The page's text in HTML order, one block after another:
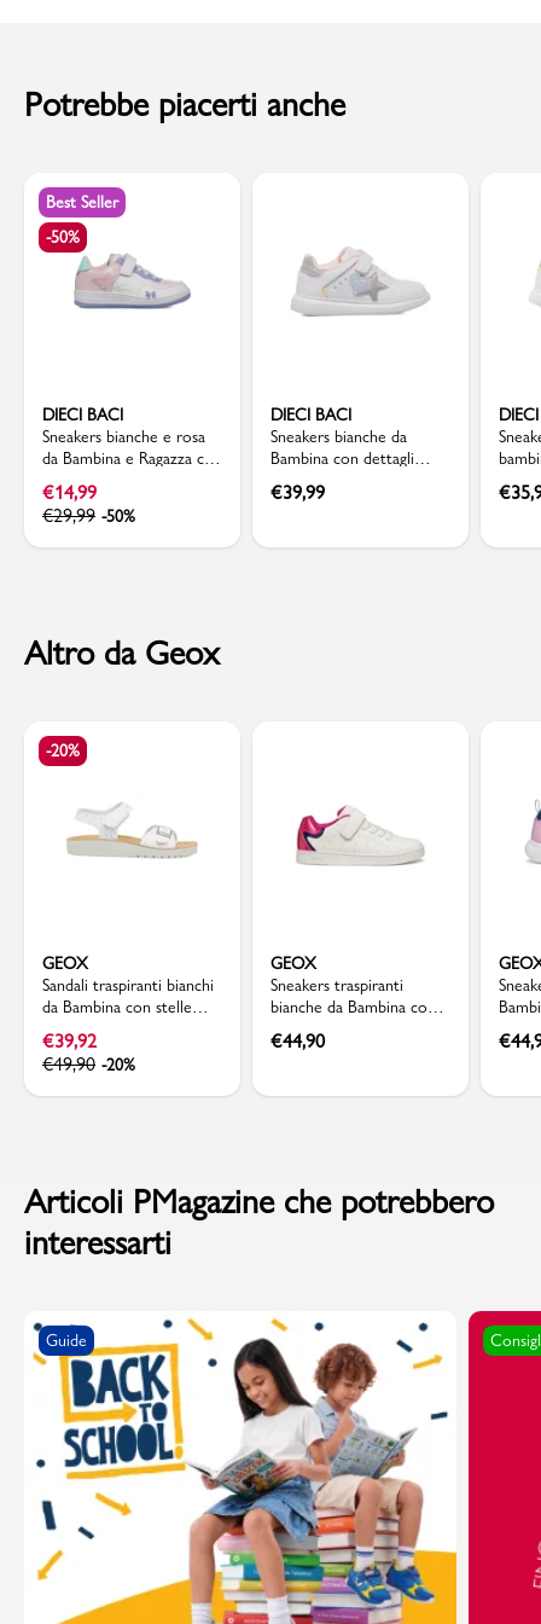
Potrebbe piacerti anche
Best Seller
-50%
DIECI BACI
Sneakers bianche e rosa
da Bambina e Ragazza con
dettaglio farfalle Dieci
Baci
€14,99
€29,99 -50%
DIECI BACI
Sneakers bianche da
Bambina con dettagli
glitter Dieci Baci
€39,99 €
Altro da Geox
-20%
GEOX
Sandali traspiranti bianchi
da Bambina con stelle
glitterate Geox
€39,92
€49,90 -20%
GEOX
Sneakers traspiranti
bianche da Bambina con
dettaglio glitterato Geox
€44,90 €
Articoli PMagazine che potrebbero
interessarti
Guide